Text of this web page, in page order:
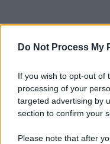
Do Not Process My
If you wish to opt-out of
processing of your
targeted advertising by
section to confirm your
Please note that after